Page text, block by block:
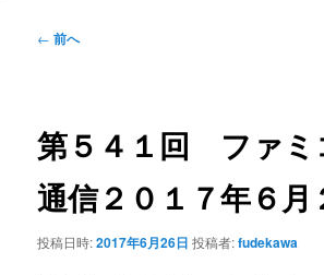
投
ゲ
ー
ョ
ン
← 前へ
第５４１回 ファミ
通信２０１７年６月
投稿日時:2017年6月26日 投稿者:fudekawa